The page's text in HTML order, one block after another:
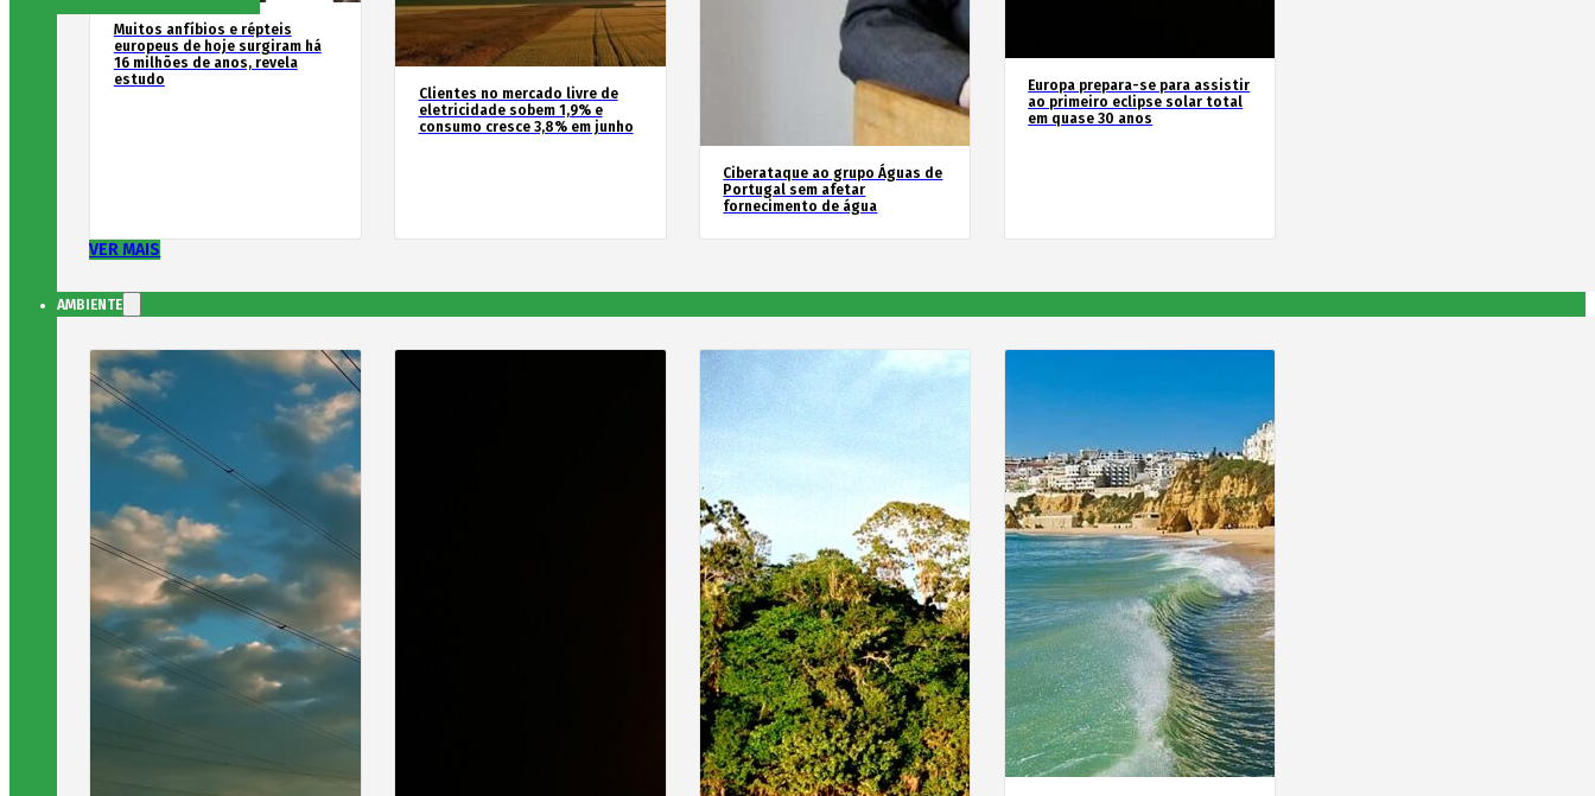
Muitos anfíbios e répteis
europeus de hoje surgiram há
16 milhões de anos, revela
estudo
Clientes no mercado livre de
eletricidade sobem 1,9% e
consumo cresce 3,8% em junho
Ciberataque ao grupo Águas de
Portugal sem afetar
fornecimento de água
Europa prepara-se para assistir
ao primeiro eclipse solar total
em quase 30 anos
VER MAIS
AMBIENTE